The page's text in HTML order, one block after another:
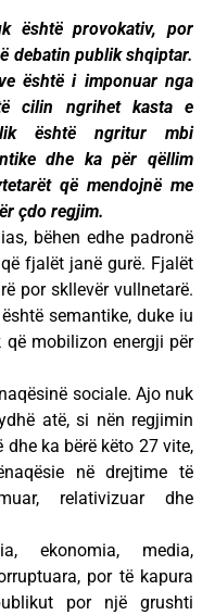
është provokativ, por
debatin publik shqiptar.
është i imponuar nga
cilin ngrihet kasta e
është ngritur mbi
dhe ka për qëllim
që mendojnë me
çdo regjim.
bëhen edhe padronë
fjalët janë gurë. Fjalët
por skllevër vullnetarë.
semantike, duke iu
mobilizon energji për
sociale. Ajo nuk
atë, si nën regjimin
ka bërë këto 27 vite,
në drejtime të
relativizuar dhe
ekonomia, media,
por të kapura
por një grushti